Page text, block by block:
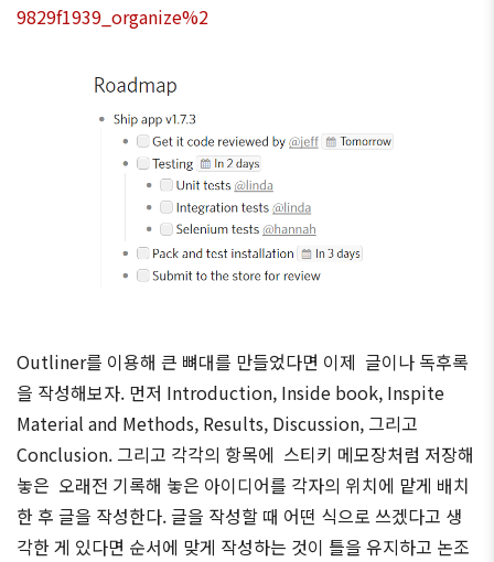
9829f1939_organize%2
Outliner를 이용해 큰 뼈대를 만들었다면 이제 글이나 독후록
을 작성해보자. 먼저 Introduction, Inside book, Inspite
Material and Methods, Results, Discussion, 그리고
Conclusion. 그리고 각각의 항목에 스티키 메모장처럼 저장해
놓은 오래전 기록해 놓은 아이디어를 각자의 위치에 맡게 배치
한 후 글을 작성한다. 글을 작성할 때 어떤 식으로 쓰겠다고 생
각한 게 있다면 순서에 맞게 작성하는 것이 틀을 유지하고 논조